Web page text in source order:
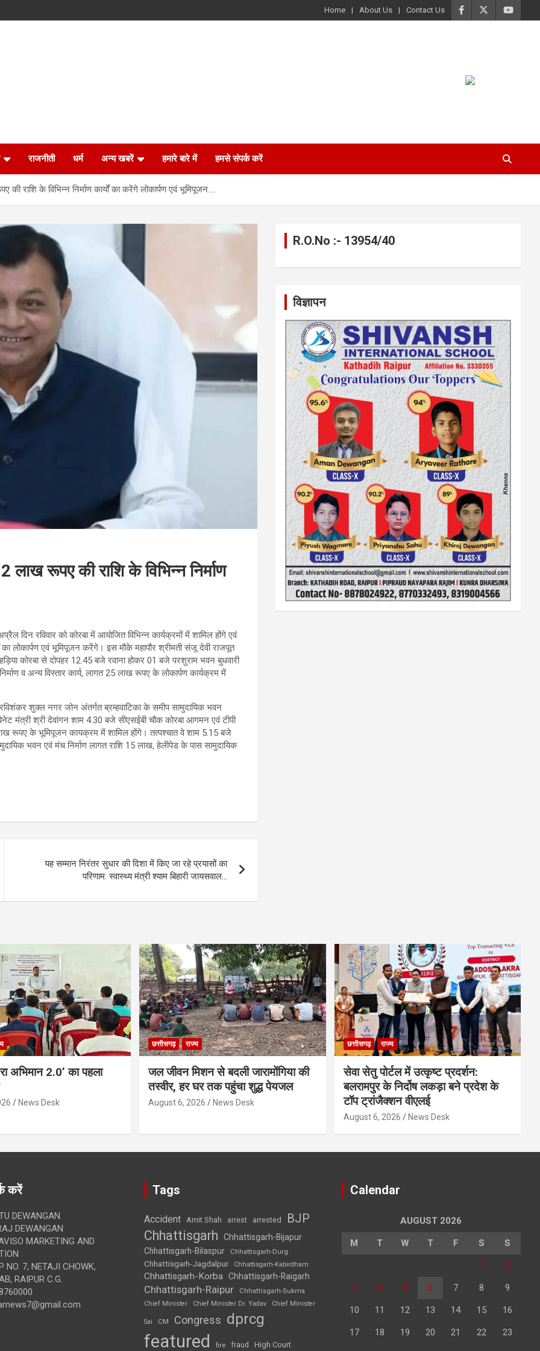
Home About Us Contact Us
राजनीती धर्म अन्य खबरें हमारे बारे में हमसे संपर्क करें
राशि के विभिन्न निर्माण कार्यों का करेंगे लोकार्पण एवं भूमिपूजन….
लाख रूपए की राशि के विभिन्न निर्माण
दिन रविवार को कोरबा में आयोजित विभिन्न कार्यक्रमों में शामिल होंगे एवं
का लोकार्पण एवं भूमिपूजन करेंगे। इस मौके महापौर श्रीमती संजू देवी राजपूत
कोरबा से दोपहर 12.45 बजे रवाना होकर 01 बजे परशुराम भवन बुधवारी
व अन्य विस्तार कार्य, लागत 25 लाख रूपए के लोकार्पण कार्यक्रम में
शुक्ल नगर जोन अंतर्गत ब्रम्हवाटिका के समीप सामुदायिक भवन
मंत्री श्री देवांगन शाम 4.30 बजे सीएसईबी चौक कोरबा आगमन एवं टीपी
रूपए के भूमिपूजन कायक्रम में शामिल होंगे। तत्पश्चात वे शाम 5.15 बजे
भवन एवं मंच निर्माण लागत राशि 15 लाख, हेलीपेड के पास सामुदायिक
यह सम्मान निरंतर सुधार की दिशा में किए जा रहे प्रयासों का
परिणाम: स्वास्थ्य मंत्री श्याम बिहारी जायसवाल…
R.O.No :- 13954/40
विज्ञापन
अभिमान 2.0’ का पहला
News Desk
छत्तीसगढ़ राज्य
जल जीवन मिशन से बदली जारामोंगिया की
तस्वीर, हर घर तक पहुंचा शुद्ध पेयजल
August 6, 2026 News Desk
छत्तीसगढ़ राज्य
सेवा सेतु पोर्टल में उत्कृष्ट प्रदर्शन:
बलरामपुर के निर्दोष लकड़ा बने प्रदेश के
टॉप ट्रांजैक्शन वीएलई
August 6, 2026 News Desk
करें
DEWANGAN
DEWANGAN
MARKETING AND
NO. 7, NETAJI CHOWK,
RAIPUR C.G.
Tags
Accident Amit Shah arrest arrested BJP
Chhattisgarh
Chhattisgarh-Bijapur
Chhattisgarh-Bilaspur
Chhattisgarh-Durg
Chhattisgarh-Jagdalpur Chhattisgarh-Kabirdham
Chhattisgarh-Korba Chhattisgarh-Raigarh
Chhattisgarh-Raipur
Chhattisgarh-Sukma
Chief Minister
Chief Minister Dr. Yadav Chief Minister
Sai CM Congress dprcg
featured fire fraud High Court
Calendar
AUGUST 2026
M T W T F S S
1 2
3 4 5 6 7 8 9
10 11 12 13 14 15 16
17 18 19 20 21 22 23